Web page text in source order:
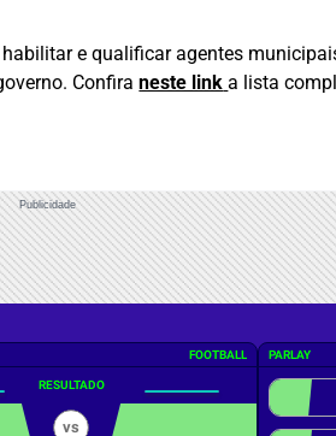
e qualificar agentes
Confiraneste link a lista
Publicidade